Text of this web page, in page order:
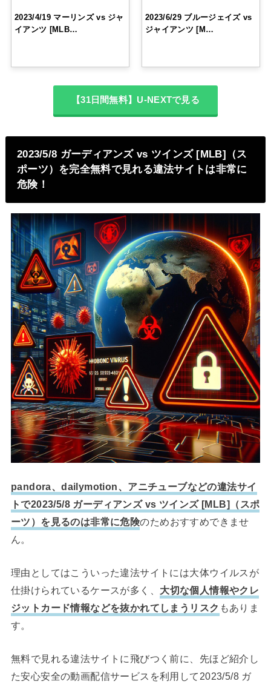
2023/4/19 マーリンズ vs ジャ
イアンツ [MLB…
2023/6/29 ブルージェイズ vs
ジャイアンツ [M…
【31日間無料】U-NEXTで見る
2023/5/8 ガーディアンズ vs ツインズ [MLB]（ス
ポーツ）を完全無料で見れる違法サイトは非常に
危険！
pandora、dailymotion、アニチューブなどの違法サイ
トで2023/5/8 ガーディアンズ vs ツインズ [MLB]（スポ
ーツ）を見るのは非常に危険のためおすすめできませ
ん。
理由としてはこういった違法サイトには大体ウイルスが
仕掛けられているケースが多く、 大切な個人情報やクレ
ジットカード情報などを抜かれてしまうリスク もありま
す。
無料で見れる違法サイトに飛びつく前に、先ほど紹介し
た安心安全の動画配信サービスを利用して2023/5/8 ガ